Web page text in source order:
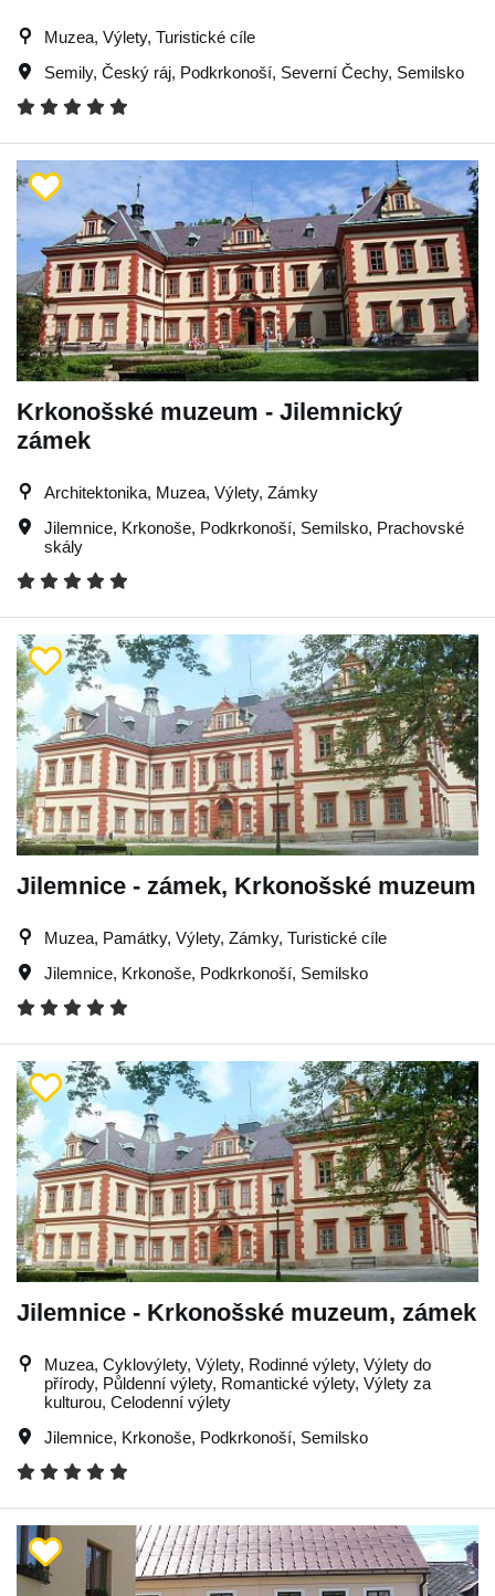
Muzea, Výlety, Turistické cíle
Semily, Český ráj, Podkrkonoší, Severní Čechy, Semilsko
Krkonošské muzeum - Jilemnický
zámek
Architektonika, Muzea, Výlety, Zámky
Jilemnice, Krkonoše, Podkrkonoší, Semilsko, Prachovské
skály
Jilemnice - zámek, Krkonošské muzeum
Muzea, Památky, Výlety, Zámky, Turistické cíle
Jilemnice, Krkonoše, Podkrkonoší, Semilsko
Jilemnice - Krkonošské muzeum, zámek
Muzea, Cyklovýlety, Výlety, Rodinné výlety, Výlety do
přírody, Půldenní výlety, Romantické výlety, Výlety za
kulturou, Celodenní výlety
Jilemnice, Krkonoše, Podkrkonoší, Semilsko